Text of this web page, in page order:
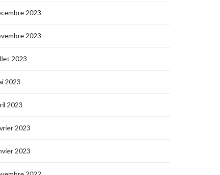
2023
2023
2023
2023
2023
2023
2023